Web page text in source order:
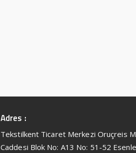
Adres :
Tekstilkent Ticaret Merkezi Oruçreis
Caddesi Blok No: A13 No: 51-52